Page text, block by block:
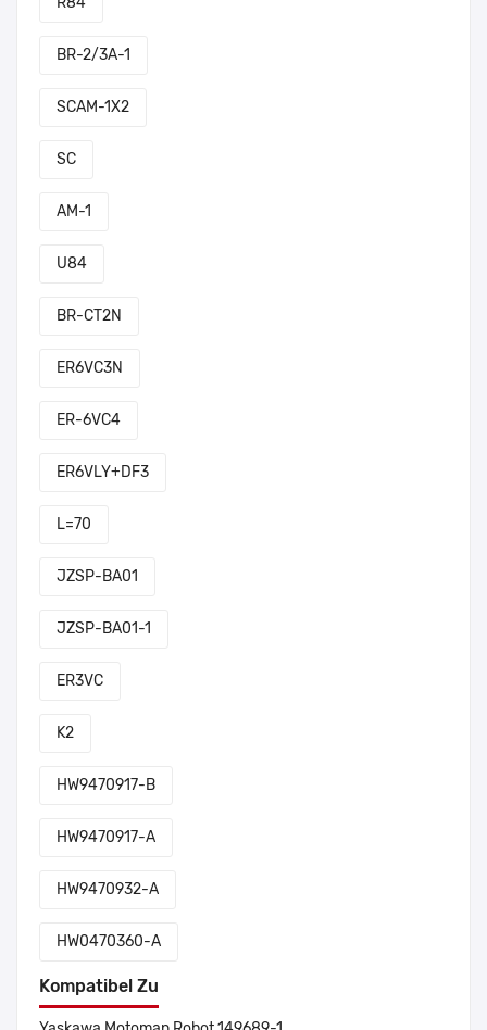
BR-2/3A-1
SCAM-1X2
SC
AM-1
U84
BR-CT2N
ER6VC3N
ER-6VC4
ER6VLY+DF3
L=70
JZSP-BA01
JZSP-BA01-1
ER3VC
K2
HW9470917-B
HW9470917-A
HW9470932-A
HW0470360-A
Kompatibel Zu